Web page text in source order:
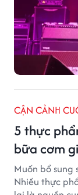
CẬN CẢNH
5 thực
bữa cơm
Muốn bổ
Nhiều thực